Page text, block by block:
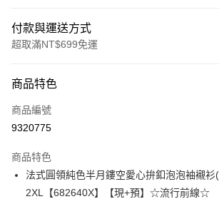
付款與運送方式
超取滿NT$699免運
信用卡一次付款
超商取貨付款
Apple Pay
街口支付
商品特色
商品編號
9320775
商品特色
法式圓領純色半月鏤空愛心拚釦泡泡袖襯衫
2XL【682640X】【現+預】☆流行前線☆